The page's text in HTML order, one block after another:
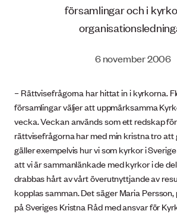
församlingar och i
6 november 2006
– Rättvisefrågorna har hittat in i kyrkorna.
församlingar väljer att uppmärksamma
vecka. Veckan används som ett redskap
rättvisefrågorna har med min kristna tro att
gäller exempelvis hur vi som kyrkor i
att vi är sammanlänkade med kyrkor i de
drabbas hårt av vårt överutnyttjande av
kopplas samman. Det säger Maria
på Sveriges Kristna Råd med ansvar för